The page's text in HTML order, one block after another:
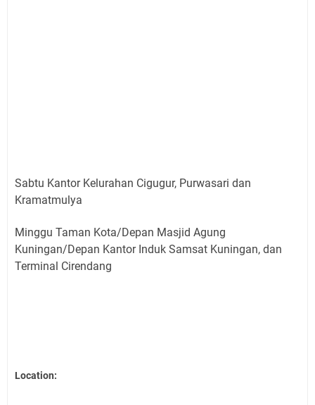
Sabtu Kantor Kelurahan Cigugur, Purwasari dan
Kramatmulya
Minggu Taman Kota/Depan Masjid Agung
Kuningan/Depan Kantor Induk Samsat Kuningan, dan
Terminal Cirendang
Location: